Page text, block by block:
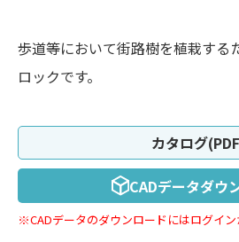
歩道等において街路樹を植栽する
ロックです。
カタログ
CADデータダウ
※CADデータのダウンロードにはログイン